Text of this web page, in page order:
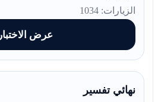
الزيارات: 1034
عرض الاختبار
نهائي تفسير